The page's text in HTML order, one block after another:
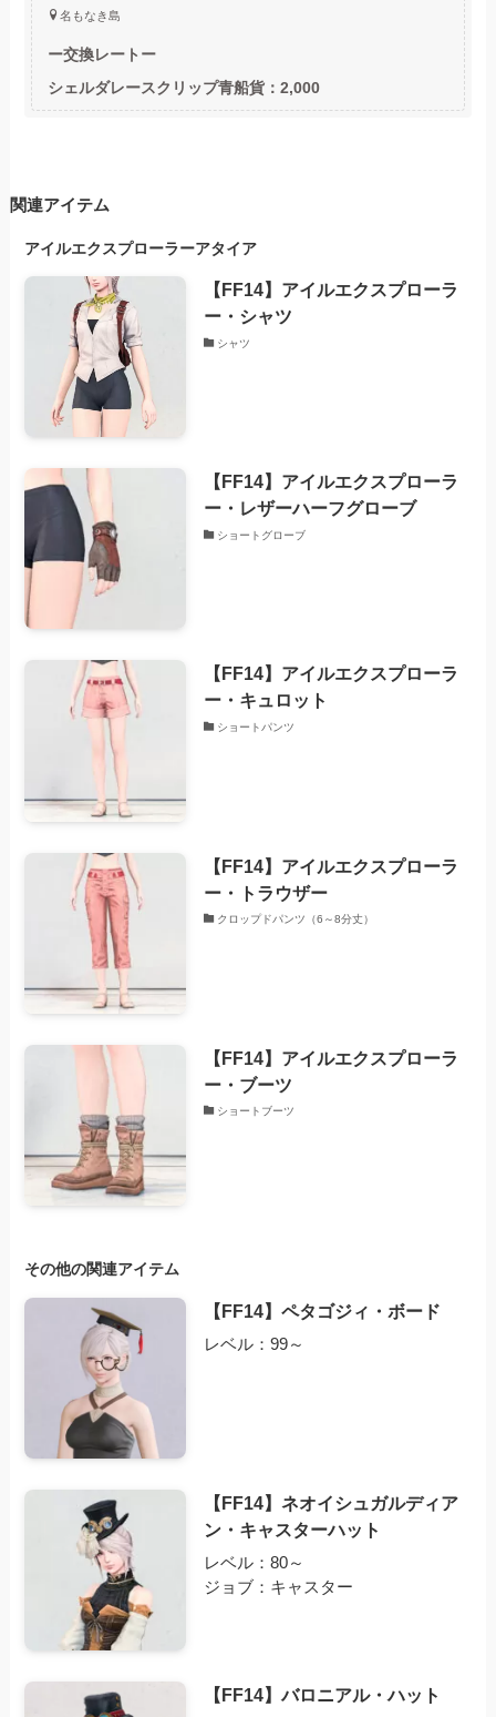
名もなき島
ー交換レートー
シェルダレースクリップ青船貨：2,000
関連アイテム
アイルエクスプローラーアタイア
【FF14】アイルエクスプローラ
ー・シャツ
シャツ
【FF14】アイルエクスプローラ
ー・レザーハーフグローブ
ショートグローブ
【FF14】アイルエクスプローラ
ー・キュロット
ショートパンツ
【FF14】アイルエクスプローラ
ー・トラウザー
クロップドパンツ（6～8分丈）
【FF14】アイルエクスプローラ
ー・ブーツ
ショートブーツ
その他の関連アイテム
【FF14】ペタゴジィ・ボード
レベル：99～
【FF14】ネオイシュガルディア
ン・キャスターハット
レベル：80～
ジョブ：キャスター
【FF14】バロニアル・ハット